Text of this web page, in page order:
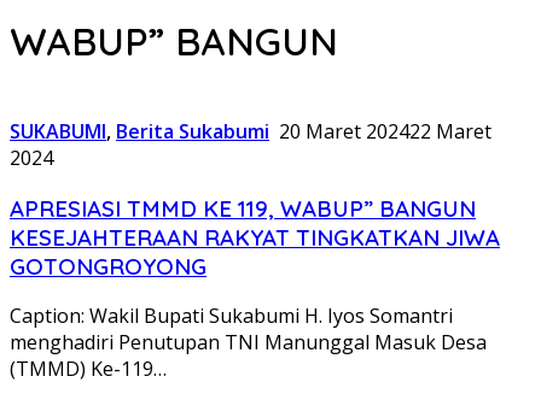
WABUP” BANGUN
SUKABUMI, Berita Sukabumi 20 Maret 202422 Maret
2024
APRESIASI TMMD KE 119, WABUP” BANGUN
KESEJAHTERAAN RAKYAT TINGKATKAN JIWA
GOTONGROYONG
Caption: Wakil Bupati Sukabumi H. Iyos Somantri
menghadiri Penutupan TNI Manunggal Masuk Desa
(TMMD) Ke-119…